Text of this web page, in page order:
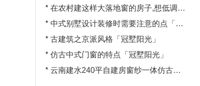
* 在农村建这样大落地窗的房子,想低调都难吧【冠墅阳光】
* 中式别墅设计装修时需要注意的点「冠墅阳光」
* 古建筑之京派风格「冠墅阳光」
* 仿古中式门窗的特点「冠墅阳光」
* 云南建水240平自建房窗纱一体仿古门窗完工「冠墅阳光」